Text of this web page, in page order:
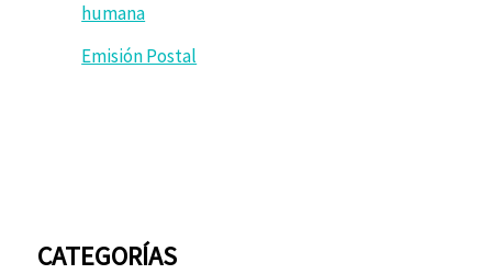
humana
Emisión Postal
CATEGORÍAS